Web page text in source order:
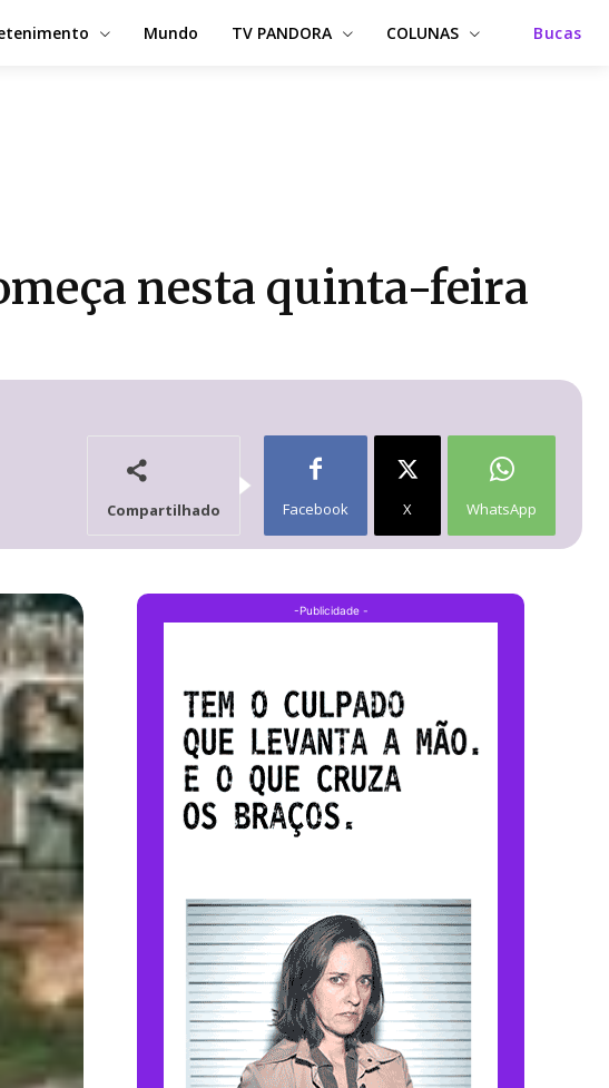
Mundo TV PANDORA COLUNAS Bucas
nesta quinta-feira
Compartilhado Facebook X WhatsApp
-Publicidade -